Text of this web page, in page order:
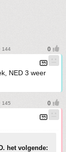
144
NED 3 weer
145
het volgende: